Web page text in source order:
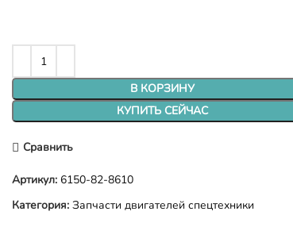
В КОРЗИНУ
КУПИТЬ СЕЙЧАС
Сравнить
Артикул: 6150-82-8610
Категория: Запчасти двигателей спецтехники